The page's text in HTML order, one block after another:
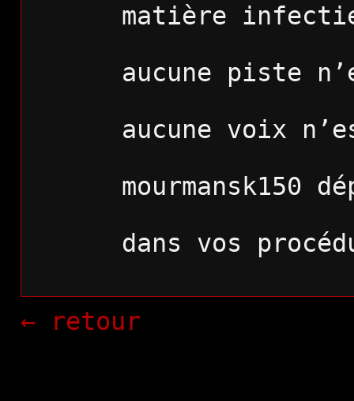
matière
aucune piste
aucune voix
mourmansk150
← retour